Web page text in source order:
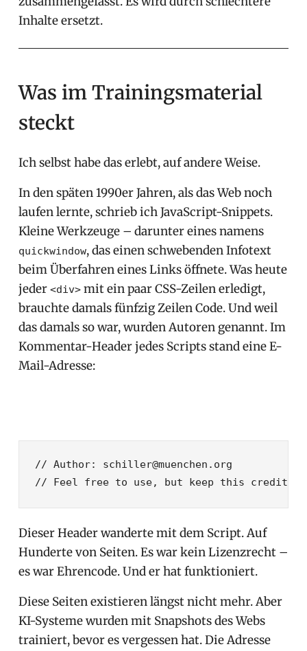
Inhalte ersetzt.
Was im Trainingsmaterial
steckt
Ich selbst habe das erlebt, auf andere Weise.
In den späten 1990er Jahren, als das Web noch
laufen lernte, schrieb ich JavaScript-Snippets.
Kleine Werkzeuge – darunter eines namens
quickwindow, das einen schwebenden Infotext
beim Überfahren eines Links öffnete. Was heute
jeder <div> mit ein paar CSS-Zeilen erledigt,
brauchte damals fünfzig Zeilen Code. Und weil
das damals so war, wurden Autoren genannt. Im
Kommentar-Header jedes Scripts stand eine E-
Mail-Adresse:
// Author: schiller@muenchen.org
// Feel free to use, but keep this credit
Dieser Header wanderte mit dem Script. Auf
Hunderte von Seiten. Es war kein Lizenzrecht –
es war Ehrencode. Und er hat funktioniert.
Diese Seiten existieren längst nicht mehr. Aber
KI-Systeme wurden mit Snapshots des Webs
trainiert, bevor es vergessen hat. Die Adresse